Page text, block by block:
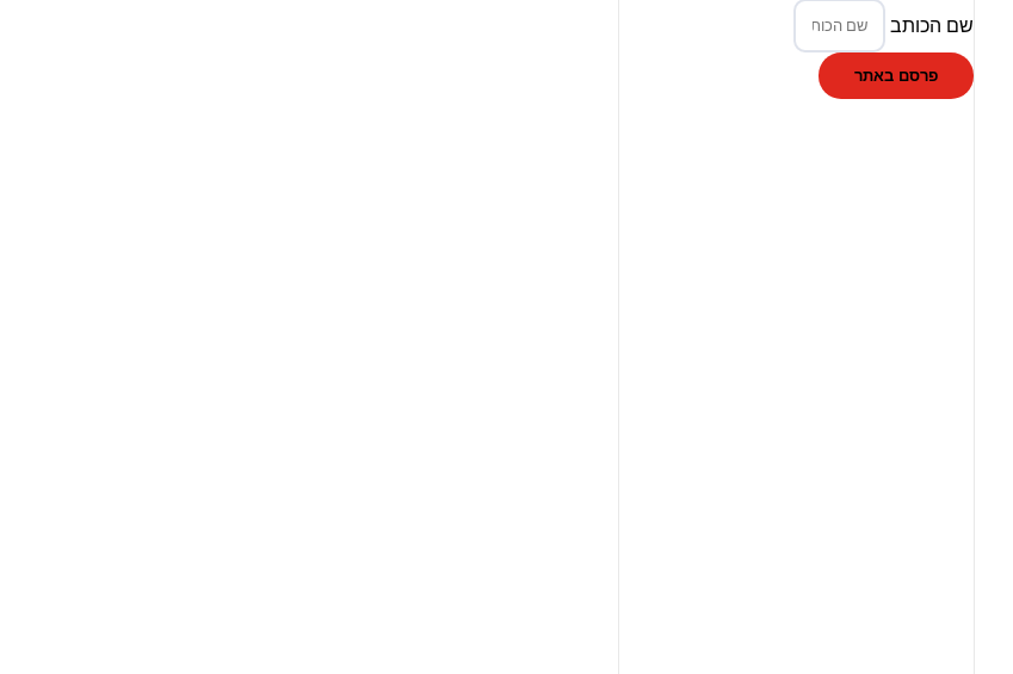
שם הכותב
פרסם באתר